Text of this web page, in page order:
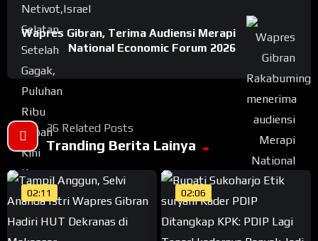
Wapres Gibran, Terima Audiensi Merapi
National Economic Forum 2026
36 Related Posts
Tranding Berita Lainya
02:11 02:06